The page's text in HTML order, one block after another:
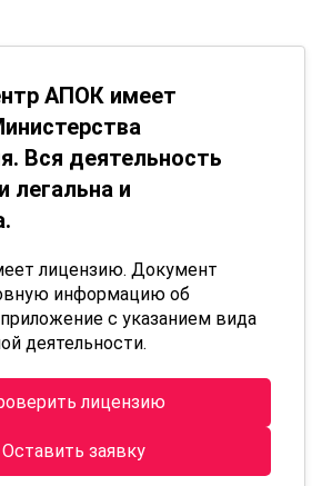
АПОК имеет
Вся деятельность
легальна и
лицензию. Документ
информацию об
с указанием вида
деятельности.
лицензию
Оставить заявку